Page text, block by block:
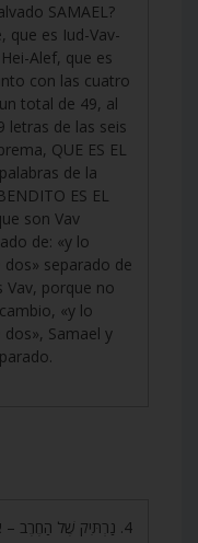
SAMAEL?
que es Iud-Vav-
Alef, que es
con las cuatro
total de 49, al
letras de las seis
QUE ES EL
de la
ES EL
son Vav
de: «y lo
separado de
Vav, porque no
«y lo
Samael y
4. נַרְתִּיק שֶׁל הַחֶרֶב –